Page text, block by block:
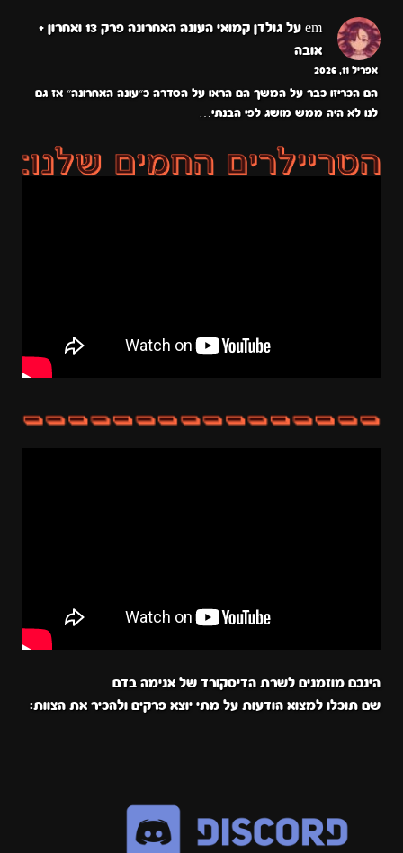
em על
גולדן קמואי העונה האחרונה פרק 13 ואחרון +
אובה
אפריל 11, 2026
הם הכריזו כבר על המשך הם הראו על הסדרה כ״עונה האחרונה״ אז גם
לנו לא היה ממש מושג לפי הבנתי…
הינכם מוזמנים לשרת הדיסקורד של אנימה בדם
שם תוכלו למצוא הודעות על מתי יוצא פרקים ולהכיר את הצוות: